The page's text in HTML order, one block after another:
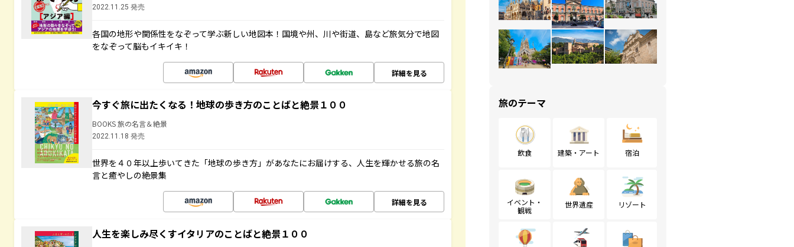
2022.11.25 発売
各国の地形や関係性をなぞって学ぶ新しい地図本！国境や州、川や街道、島など旅気分で地図
をなぞって脳もイキイキ！
詳細を見る
今すぐ旅に出たくなる！地球の歩き方のことばと絶景１００
BOOKS 旅の名言＆絶景
2022.11.18 発売
世界を４０年以上歩いてきた「地球の歩き方」があなたにお届けする、人生を輝かせる旅の名
言と癒やしの絶景集
詳細を見る
人生を楽しみ尽くすイタリアのことばと絶景１００
旅のテーマ
飲食 建築・アート 宿泊
イベント・
観戦
世界遺産 リゾート